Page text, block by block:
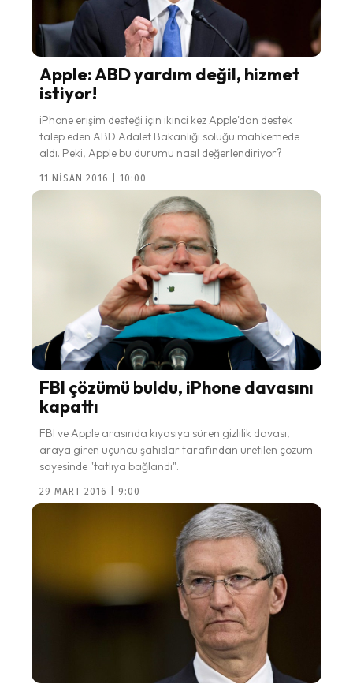
Apple: ABD yardım değil, hizmet
istiyor!
iPhone erişim desteği için ikinci kez Apple'dan destek
talep eden ABD Adalet Bakanlığı soluğu mahkemede
aldı. Peki, Apple bu durumu nasıl değerlendiriyor?
11 NISAN 2016 | 10:00
FBI çözümü buldu, iPhone davasını
kapattı
FBI ve Apple arasında kıyasıya süren gizlilik davası,
araya giren üçüncü şahıslar tarafından üretilen çözüm
sayesinde "tatlıya bağlandı".
29 MART 2016 | 9:00